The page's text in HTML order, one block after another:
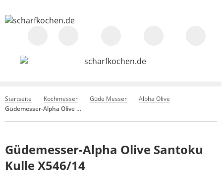
Startseite Kochmesser Güde Messer
Alpha Olive
Güdemesser-Alpha Olive Santoku Kulle X546/14
Güdemesser-Alpha Olive Santoku
Kulle X546/14